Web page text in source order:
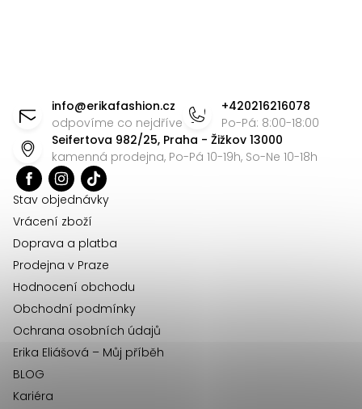
s
u
info@erikafashion.cz
odpovíme co nejdříve
+420216216078
Po-Pá: 8:00-18:00
Seifertova 982/25, Praha - Žižkov 13000
kamenná prodejna, Po-Pá 10-19h, So-Ne 10-18h
Stav objednávky
Vrácení zboží
Doprava a platba
Prodejna v Praze
Hodnocení obchodu
Obchodní podmínky
Ochrana osobních údajů
Erika Eliášová – Můj příběh
BLOG
Kariéra